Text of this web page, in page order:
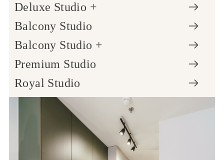
Deluxe Studio +
Balcony Studio
Balcony Studio +
Premium Studio
Royal Studio